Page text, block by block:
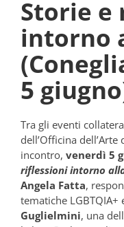
Storie e
intorno
5
Tra gli eventi
dell’Officina dell’Arte
incontro, venerdì 5
riflessioni intorno
Angela Fatta,
tematiche LGBTQIA+
Guglielmini, una